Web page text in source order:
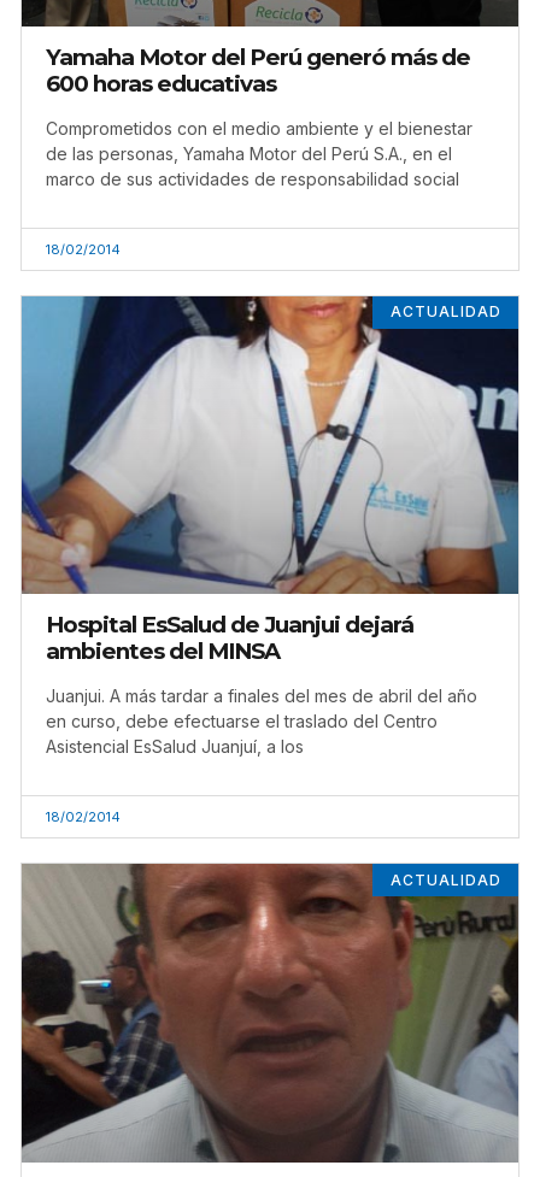
Yamaha Motor del Perú generó más de
600 horas educativas
Comprometidos con el medio ambiente y el bienestar
de las personas, Yamaha Motor del Perú S.A., en el
marco de sus actividades de responsabilidad social
18/02/2014
ACTUALIDAD
Hospital EsSalud de Juanjui dejará
ambientes del MINSA
Juanjui. A más tardar a finales del mes de abril del año
en curso, debe efectuarse el traslado del Centro
Asistencial EsSalud Juanjuí, a los
18/02/2014
ACTUALIDAD